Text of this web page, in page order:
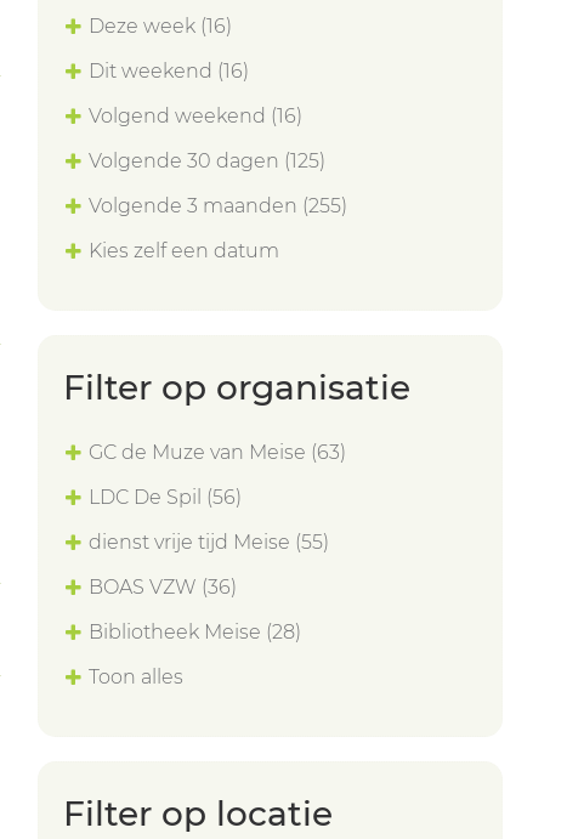
Deze week (16)
Dit weekend (16)
Volgend weekend (16)
Volgende 30 dagen (125)
Volgende 3 maanden (255)
Kies zelf een datum
Filter op organisatie
GC de Muze van Meise (63)
LDC De Spil (56)
dienst vrije tijd Meise (55)
BOAS VZW (36)
Bibliotheek Meise (28)
Toon alles
Filter op locatie